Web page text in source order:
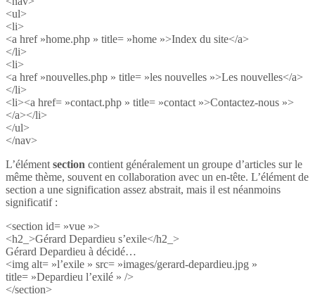
<ul>
<li>
<a href »home.php » title= »home »>Index du site</a>
</li>
<li>
<a href »nouvelles.php » title= »les nouvelles »>Les nouvelles</a>
</li>
<li><a href= »contact.php » title= »contact »>Contactez-nous »>
</a></li>
</ul>
</nav>
L’élément section contient généralement un groupe d’articles sur le
même thème, souvent en collaboration avec un en-tête. L’élément de
section a une signification assez abstrait, mais il est néanmoins
significatif :
<section id= »vue »>
<h2_>Gérard Depardieu s’exile</h2_>
Gérard Depardieu à décidé…
<img alt= »l’exile » src= »images/gerard-depardieu.jpg »
title= »Depardieu l’exilé » />
</section>